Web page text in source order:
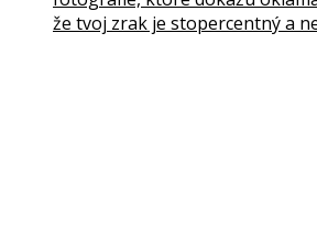
že tvoj zrak je stopercentný a